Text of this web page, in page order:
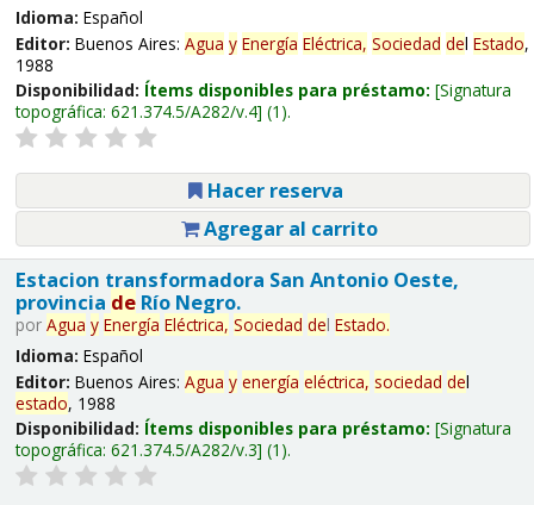
Idioma: Español
Editor: Buenos Aires: Agua y Energía Eléctrica, Sociedad del Estado,
1988
Disponibilidad: Ítems disponibles para préstamo: Signatura
topográfica: 621.374.5/A282/v.4 (1).
Hacer reserva
Agregar al carrito
Estacion transformadora San Antonio Oeste,
provincia deRío Negro.
por Agua y Energía Eléctrica, Sociedad del Estado.
Idioma: Español
Editor: Buenos Aires: Agua y energía eléctrica, sociedad del
estado, 1988
Disponibilidad: Ítems disponibles para préstamo: Signatura
topográfica: 621.374.5/A282/v.3 (1).